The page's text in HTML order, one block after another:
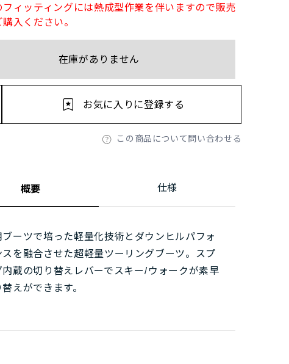
フィッティングには熱成型作業を伴いますので販売
入ください。
在庫がありません
この商品について問い合わせる
お気に入りに登録する
概要 仕様
ブーツで培った軽量化技術とダウンヒルパフォ
スを融合させた超軽量ツーリングブーツ。スプ
内蔵の切り替えレバーでスキー/ウォークが素早
えができます。